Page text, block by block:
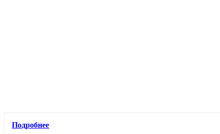
Подробнее